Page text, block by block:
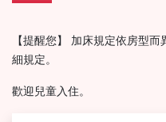
【提醒您】 加床規定依房型
細規定。
歡迎兒童入住。